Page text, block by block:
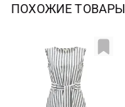
ПОХОЖИЕ ТОВАРЫ